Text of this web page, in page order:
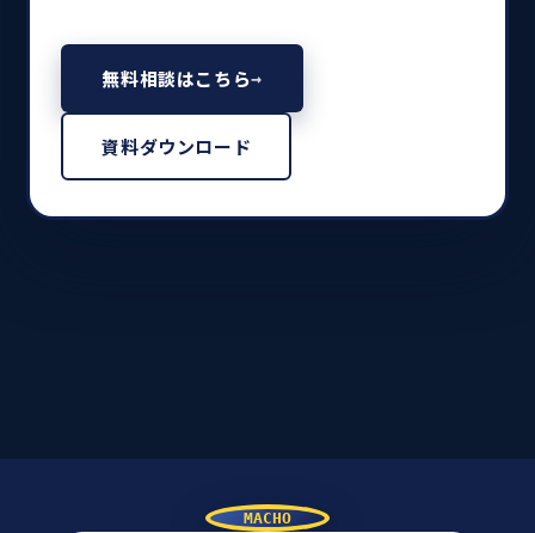
無料相談はこちら→
資料ダウンロード
MACHO